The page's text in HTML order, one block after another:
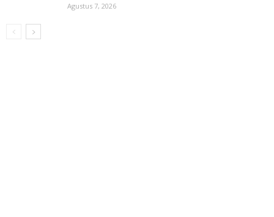
Agustus 7, 2026